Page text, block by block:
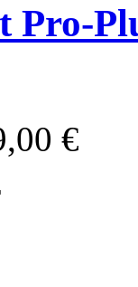
Pro-
€